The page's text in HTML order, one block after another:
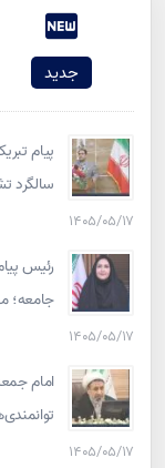
جدید
پیام
سالگرد
۱۴۰۵/۰۵/۱۷
رئیس
جامعه؛
۱۴۰۵/۰۵/۱۷
امام
۱۴۰۵/۰۵/۱۷